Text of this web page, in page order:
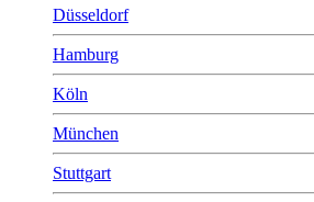
Düsseldorf
Hamburg
Köln
München
Stuttgart